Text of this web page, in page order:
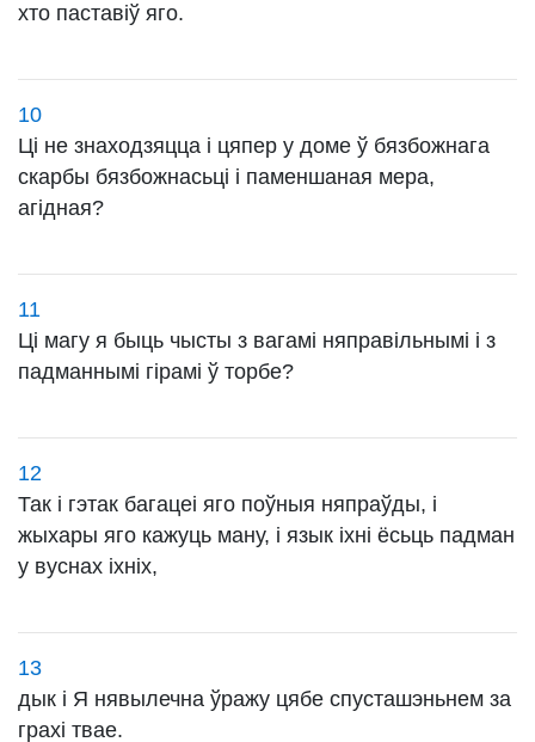
хто паставіў яго.
10
Ці не знаходзяцца і цяпер у доме ў бязбожнага
скарбы бязбожнасьці і паменшаная мера,
агідная?
11
Ці магу я быць чысты з вагамі няправільнымі і з
падманнымі гірамі ў торбе?
12
Так і гэтак багацеі яго поўныя няпраўды, і
жыхары яго кажуць ману, і язык іхні ёсьць падман
у вуснах іхніх,
13
дык і Я нявылечна ўражу цябе спусташэньнем за
грахі твае.